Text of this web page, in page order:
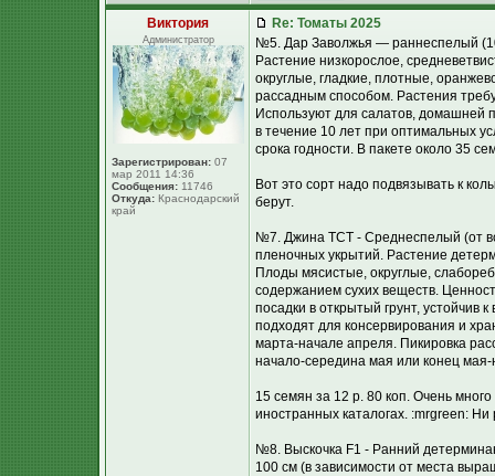
Виктория
Администратор
Зарегистрирован: 07
мар 2011 14:36
Сообщения: 11746
Откуда: Краснодарский
край
Re: Томаты 2025
№5. Дар Заволжья — раннеспелый
Растение низкорослое,
округлые, гладкие, плотные,
рассадным способом. Растения
Используют для салатов, домашней
в течение 10 лет при оптимальных
срока годности. В пакете около 35
Вот это сорт надо подвязывать к
берут.
№7. Джина ТСТ - Среднеспелый (от
пленочных укрытий. Растение
Плоды мясистые, округлые,
содержанием сухих веществ.
посадки в открытый грунт, устойчив
подходят для консервирования и
марта-начале апреля. Пикировка
начало-середина мая или конец
15 семян за 12 р. 80 коп. Очень
иностранных каталогах. :mrgreen:
№8. Выскочка F1 - Ранний
100 см (в зависимости от места